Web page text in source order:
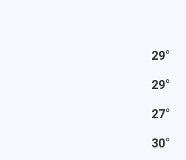
29°
29°
27°
30°